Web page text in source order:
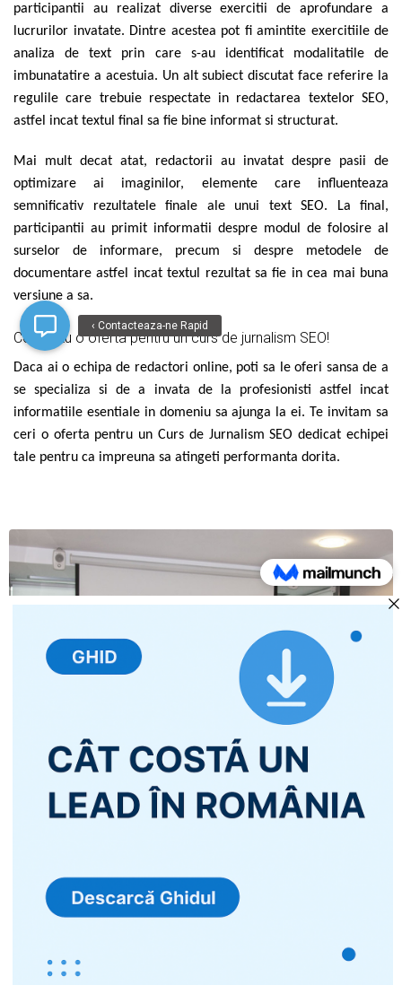
participantii au realizat diverse exercitii de aprofundare a
lucrurilor invatate. Dintre acestea pot fi amintite exercitiile de
analiza de text prin care s-au identificat modalitatile de
imbunatatire a acestuia. Un alt subiect discutat face referire la
regulile care trebuie respectate in redactarea textelor SEO,
astfel incat textul final sa fie bine informat si structurat.
Mai mult decat atat, redactorii au invatat despre pasii de
optimizare ai imaginilor, elemente care influenteaza
semnificativ rezultatele finale ale unui text SEO. La final,
participantii au primit informatii despre modul de folosire al
surselor de informare, precum si despre metodele de
documentare astfel incat textul rezultat sa fie in cea mai buna
versiune a sa.
Cere si tu o oferta pentru un curs de jurnalism SEO!
Daca ai o echipa de redactori online, poti sa le oferi sansa de a
se specializa si de a invata de la profesionisti astfel incat
informatiile esentiale in domeniu sa ajunga la ei. Te invitam sa
ceri o oferta pentru un Curs de Jurnalism SEO dedicat echipei
tale pentru ca impreuna sa atingeti performanta dorita.
‹ Contacteaza-ne Rapid